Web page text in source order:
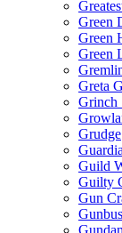
Green
Green
Green
Greta
Grinch
Grudge
Guild
Guilty
Gun